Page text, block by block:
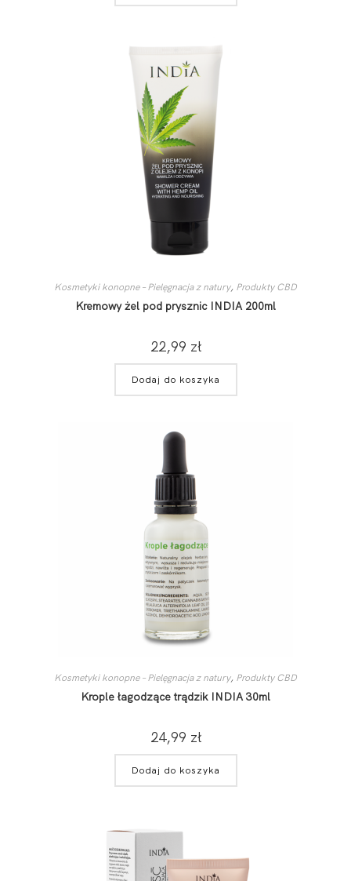
Kosmetyki konopne – Pielęgnacja z natury, Produkty CBD
Kremowy żel pod prysznic INDIA 200ml
22,99 zł
Dodaj do koszyka
Kosmetyki konopne – Pielęgnacja z natury, Produkty CBD
Krople łagodzące trądzik INDIA 30ml
24,99 zł
Dodaj do koszyka